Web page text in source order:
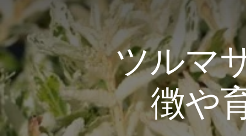
て
方
の
紹
介
を
行
い
ま
ツルマ
徴や